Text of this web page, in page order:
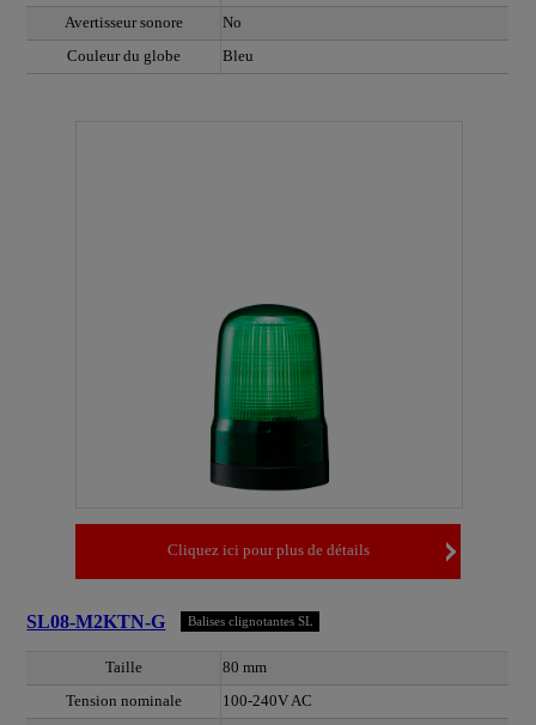
Avertisseur sonore
No
Couleur du globe
Bleu
Cliquez ici pour plus de détails
SL08-M2KTN-G Balises clignotantes SL
Taille
80 mm
Tension nominale
100-240V AC